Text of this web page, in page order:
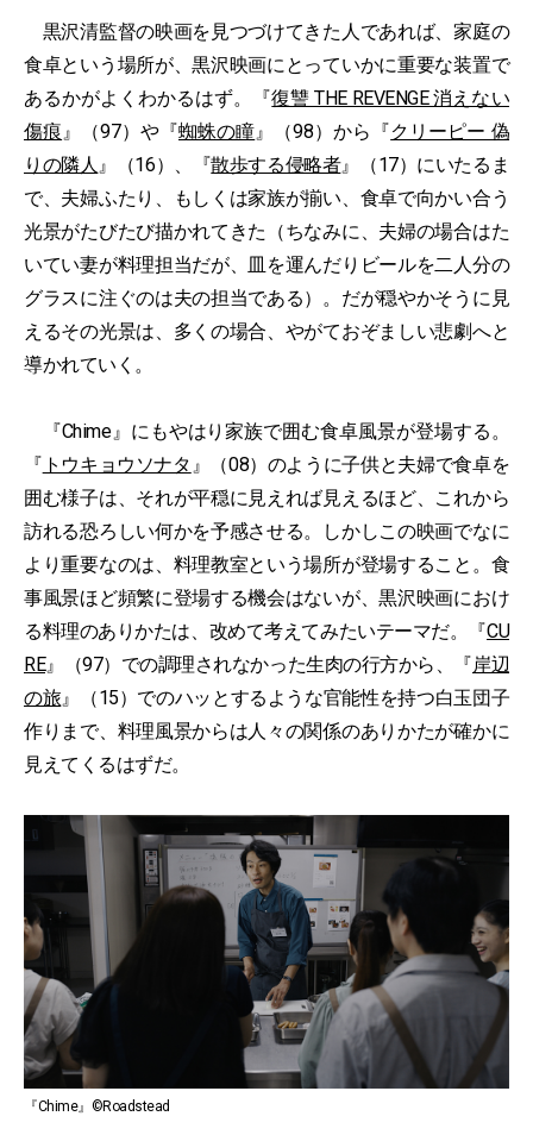
黒沢清監督の映画を見つづけてきた人であれば、家庭の
食卓という場所が、黒沢映画にとっていかに重要な装置で
あるかがよくわかるはず。『復讐 THE REVENGE 消えない
傷痕』（97）や『蜘蛛の瞳』（98）から『クリーピー 偽
りの隣人』（16）、『散歩する侵略者』（17）にいたるま
で、夫婦ふたり、もしくは家族が揃い、食卓で向かい合う
光景がたびたび描かれてきた（ちなみに、夫婦の場合はた
いてい妻が料理担当だが、皿を運んだりビールを二人分の
グラスに注ぐのは夫の担当である）。だが穏やかそうに見
えるその光景は、多くの場合、やがておぞましい悲劇へと
導かれていく。
『Chime』にもやはり家族で囲む食卓風景が登場する。
『 トウキョウソナタ 』（08）のように子供と夫婦で食卓を
囲む様子は、それが平穏に見えれば見えるほど、これから
訪れる恐ろしい何かを予感させる。しかしこの映画でなに
より重要なのは、料理教室という場所が登場すること。食
事風景ほど頻繁に登場する機会はないが、黒沢映画におけ
る料理のありかたは、改めて考えてみたいテーマだ。『CU
RE』（97）での調理されなかった生肉の行方から、『岸辺
の旅』（15）でのハッとするような官能性を持つ白玉団子
作りまで、料理風景からは人々の関係のありかたが確かに
見えてくるはずだ。
『Chime』©Roadstead